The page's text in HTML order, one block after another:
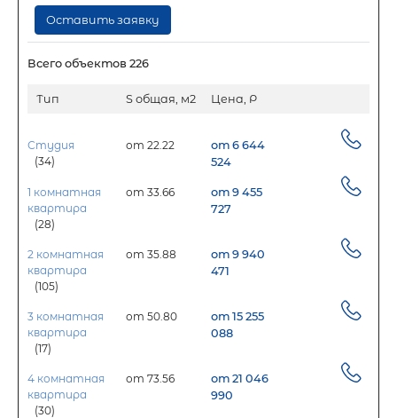
Оставить заявку
Всего объектов 226
Тип S общая, м2 Цена, Р
Студия
(34)
от 22.22
от 6 644
524
1 комнатная
квартира
(28)
от 33.66
от 9 455
727
2 комнатная
квартира
(105)
от 35.88
от 9 940
471
3 комнатная
квартира
(17)
от 50.80
от 15 255
088
4 комнатная
квартира
(30)
от 73.56
от 21 046
990